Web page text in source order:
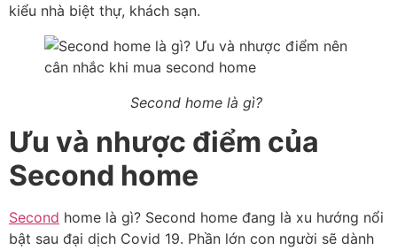
kiểu nhà biệt thự, khách sạn.
Second home là gì?
Ưu và nhược điểm của
Second home
Second home là gì? Second home đang là xu hướng nổi
bật sau đại dịch Covid 19. Phần lớn con người sẽ dành